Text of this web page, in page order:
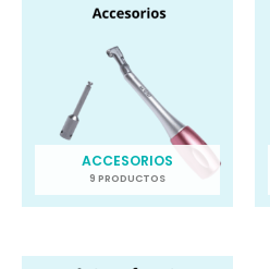
ACCESORIOS
9 PRODUCTOS